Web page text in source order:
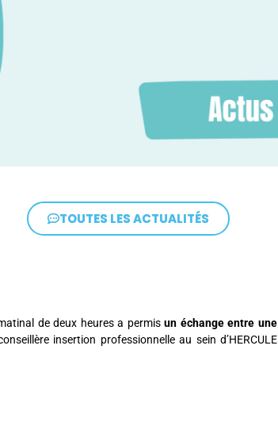
TOUTES LES ACTUALITÉS
de deux heures a permisun échange entre une
insertion professionnelle au sein d’HERCULE